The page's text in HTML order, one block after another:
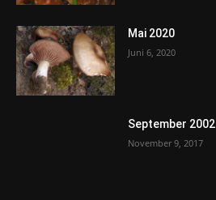
Mai 2020
Juni 6, 2020
September 2002
November 9, 2017